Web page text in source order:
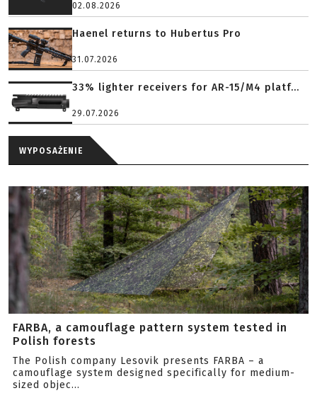
02.08.2026
Haenel returns to Hubertus Pro
31.07.2026
33% lighter receivers for AR-15/M4 platf...
29.07.2026
WYPOSAŻENIE
FARBA, a camouflage pattern system tested in
Polish forests
The Polish company Lesovik presents FARBA – a
camouflage system designed specifically for medium-
sized objec...